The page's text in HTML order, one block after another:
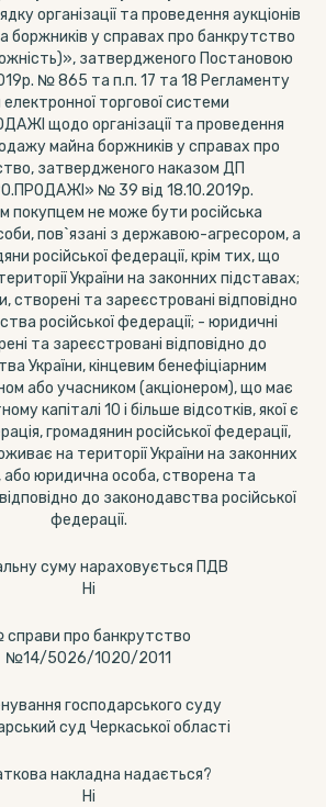
організації та проведення аукціонів
боржників у справах про банкрутство
затвердженого Постановою
№ 865 та п.п. 17 та 18 Регламенту
торгової системи
щодо організації та проведення
майна боржників у справах про
затвердженого наказом ДП
№ 39 від 18.10.2019р.
покупцем не може бути російська
пов`язані з державою-агресором, а
російської федерації, крім тих, що
України на законних підставах;
створені та зареєстровані відповідно
російської федерації; - юридичні
та зареєстровані відповідно до
України, кінцевим бенефіціарним
або учасником (акціонером), що має
капіталі 10 і більше відсотків, якої є
громадянин російської федерації,
на території України на законних
або юридична особа, створена та
до законодавства російської
федерації.
суму нараховується ПДВ
Ні
про банкрутство
№14/5026/1020/2011
господарського суду
суд Черкаської області
накладна надається?
Ні